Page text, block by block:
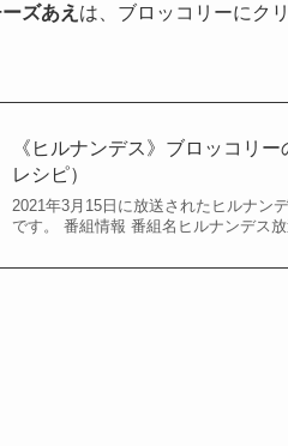
ズあえ は、ブロッコリーにク
《ヒルナンデス》ブロッコリ
レシピ）
2021年3月15日に放送されたヒルナン
です。 番組情報 番組名ヒルナンデス